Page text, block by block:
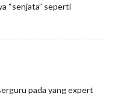
“senjata” seperti
pada yang expert